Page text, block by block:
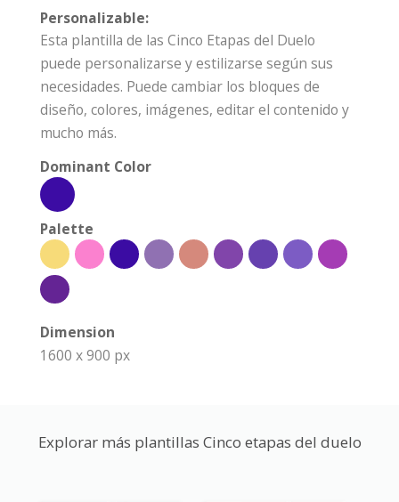
Personalizable:
Esta plantilla de las Cinco Etapas del Duelo
puede personalizarse y estilizarse según sus
necesidades. Puede cambiar los bloques de
diseño, colores, imágenes, editar el contenido y
mucho más.
Dominant Color
Palette
Dimension
1600 x 900 px
Explorar más plantillas Cinco etapas del duelo